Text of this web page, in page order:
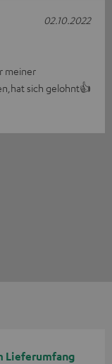
meiner
sich gelohnt👍
02.10.2022
Lieferumfang